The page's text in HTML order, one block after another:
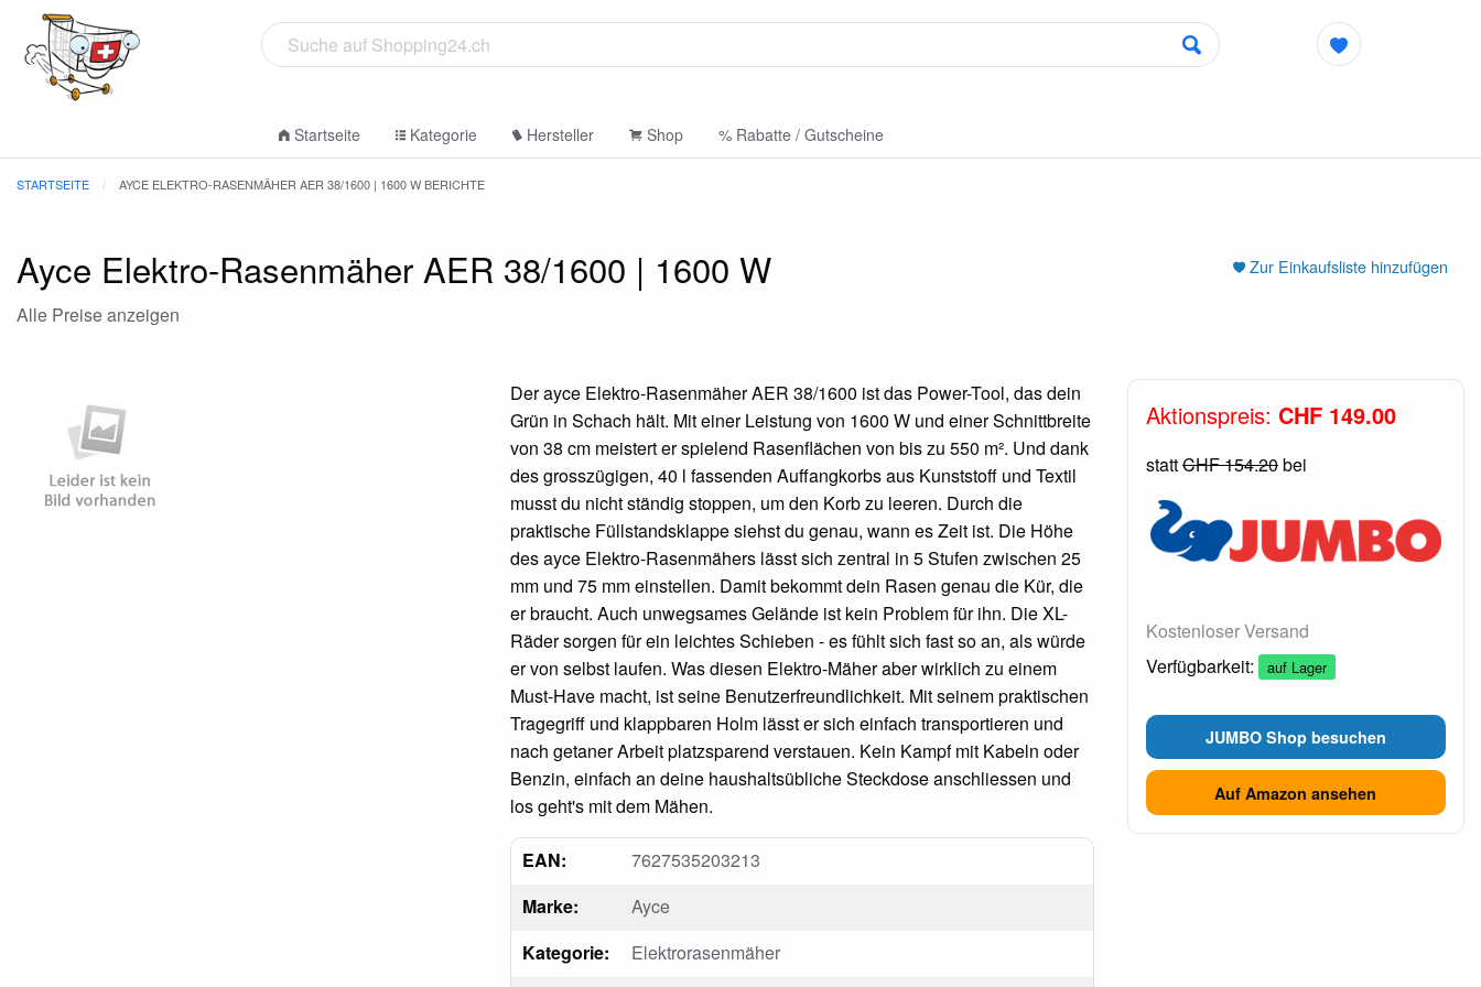
Startseite Kategorie Hersteller Shop % Rabatte / Gutscheine
STARTSEITE AYCE ELEKTRO-RASENMÄHER AER 38/1600 | 1600 W BERICHTE
Zur Einkaufsliste hinzufügen
Ayce Elektro-Rasenmäher AER 38/1600 | 1600 W
Alle Preise anzeigen
Der ayce Elektro-Rasenmäher AER 38/1600 ist das Power-Tool, das dein
Grün in Schach hält. Mit einer Leistung von 1600 W und einer Schnittbreite
von 38 cm meistert er spielend Rasenflächen von bis zu 550 m². Und dank
des grosszügigen, 40 l fassenden Auffangkorbs aus Kunststoff und Textil
musst du nicht ständig stoppen, um den Korb zu leeren. Durch die
praktische Füllstandsklappe siehst du genau, wann es Zeit ist. Die Höhe
des ayce Elektro-Rasenmähers lässt sich zentral in 5 Stufen zwischen 25
mm und 75 mm einstellen. Damit bekommt dein Rasen genau die Kür, die
er braucht. Auch unwegsames Gelände ist kein Problem für ihn. Die XL-
Räder sorgen für ein leichtes Schieben - es fühlt sich fast so an, als würde
er von selbst laufen. Was diesen Elektro-Mäher aber wirklich zu einem
Must-Have macht, ist seine Benutzerfreundlichkeit. Mit seinem praktischen
Tragegriff und klappbaren Holm lässt er sich einfach transportieren und
nach getaner Arbeit platzsparend verstauen. Kein Kampf mit Kabeln oder
Benzin, einfach an deine haushaltsübliche Steckdose anschliessen und
los geht's mit dem Mähen.
EAN:
7627535203213
Marke:
Ayce
Kategorie:
Elektrorasenmäher
Aktionspreis: CHF 149.00
stattCHF 154.20bei
Kostenloser Versand
Verfügbarkeit:
auf Lager
JUMBO Shop besuchen
Auf Amazon ansehen